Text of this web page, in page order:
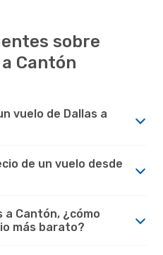
sobre
Cantón
vuelo de Dallas a
de un vuelo desde
a Cantón, ¿cómo
más barato?